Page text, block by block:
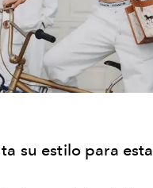
su estilo para esta